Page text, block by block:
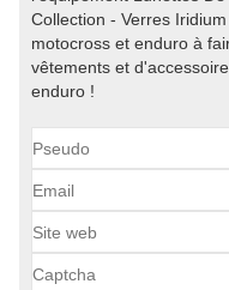
Collection - Verres
motocross et enduro à
vêtements et
enduro !